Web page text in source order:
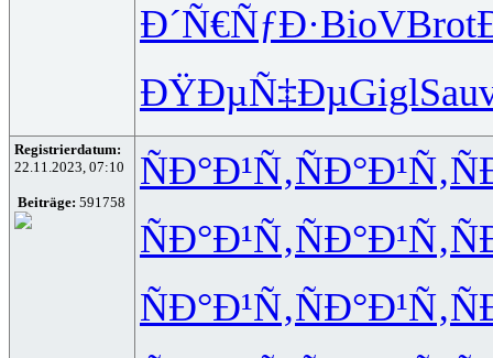
Ð´Ñ€ÑƒÐ·BioVBrot
ÐŸÐµÑ‡ÐµGigl
Registrierdatum:
22.11.2023, 07:10
Beiträge: 591758
ÑÐ°Ð¹Ñ‚ÑÐ°Ð¹Ñ‚
ÑÐ°Ð¹Ñ‚ÑÐ°Ð¹Ñ‚
ÑÐ°Ð¹Ñ‚ÑÐ°Ð¹Ñ‚